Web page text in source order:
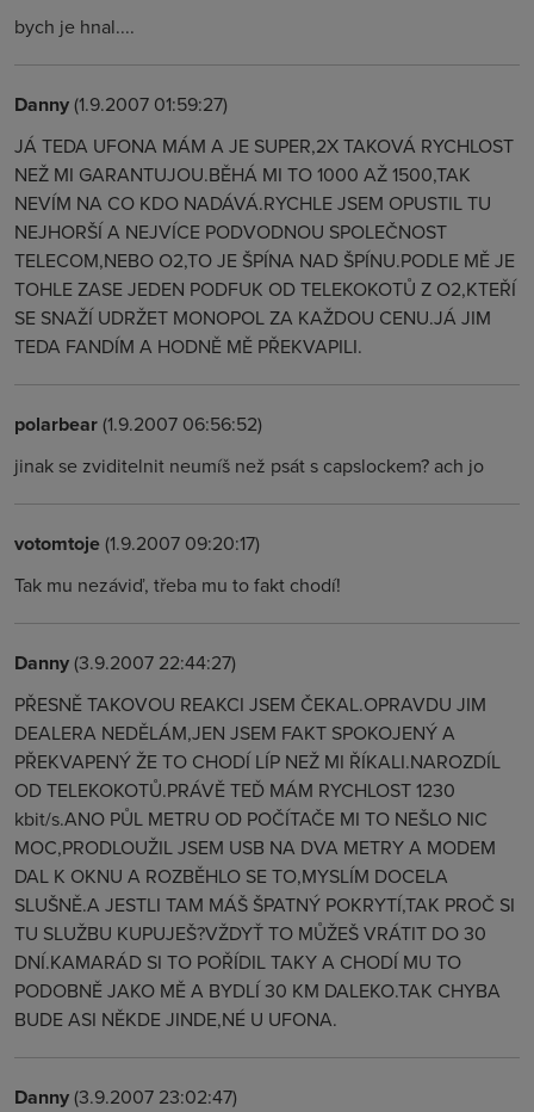
bych je hnal....
Danny(1.9.2007 01:59:27)
JÁ TEDA UFONA MÁM A JE SUPER,2X TAKOVÁ RYCHLOST
NEŽ MI GARANTUJOU.BĚHÁ MI TO 1000 AŽ 1500,TAK
NEVÍM NA CO KDO NADÁVÁ.RYCHLE JSEM OPUSTIL TU
NEJHORŠÍ A NEJVÍCE PODVODNOU SPOLEČNOST
TELECOM,NEBO O2,TO JE ŠPÍNA NAD ŠPÍNU.PODLE MĚ JE
TOHLE ZASE JEDEN PODFUK OD TELEKOKOTŮ Z O2,KTEŘÍ
SE SNAŽÍ UDRŽET MONOPOL ZA KAŽDOU CENU.JÁ JIM
TEDA FANDÍM A HODNĚ MĚ PŘEKVAPILI.
polarbear(1.9.2007 06:56:52)
jinak se zviditelnit neumíš než psát s capslockem? ach jo
votomtoje(1.9.2007 09:20:17)
Tak mu nezáviď, třeba mu to fakt chodí!
Danny(3.9.2007 22:44:27)
PŘESNĚ TAKOVOU REAKCI JSEM ČEKAL.OPRAVDU JIM
DEALERA NEDĚLÁM,JEN JSEM FAKT SPOKOJENÝ A
PŘEKVAPENÝ ŽE TO CHODÍ LÍP NEŽ MI ŘÍKALI.NAROZDÍL
OD TELEKOKOTŮ.PRÁVĚ TEĎ MÁM RYCHLOST 1230
kbit/s.ANO PŮL METRU OD POČÍTAČE MI TO NEŠLO NIC
MOC,PRODLOUŽIL JSEM USB NA DVA METRY A MODEM
DAL K OKNU A ROZBĚHLO SE TO,MYSLÍM DOCELA
SLUŠNĚ.A JESTLI TAM MÁŠ ŠPATNÝ POKRYTÍ,TAK PROČ SI
TU SLUŽBU KUPUJEŠ?VŽDYŤ TO MŮŽEŠ VRÁTIT DO 30
DNÍ.KAMARÁD SI TO POŘÍDIL TAKY A CHODÍ MU TO
PODOBNĚ JAKO MĚ A BYDLÍ 30 KM DALEKO.TAK CHYBA
BUDE ASI NĚKDE JINDE,NÉ U UFONA.
Danny(3.9.2007 23:02:47)